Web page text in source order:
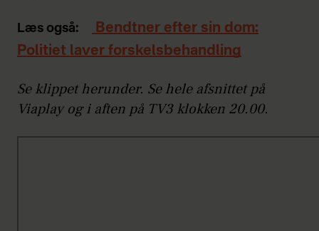
Læs også:
Bendtner efter sin dom:
Politiet laver forskelsbehandling
Se klippet herunder. Se hele afsnittet på
Viaplay og i aften på TV3 klokken 20.00.